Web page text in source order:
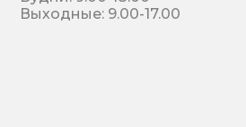
Выходные: 9.00-17.00